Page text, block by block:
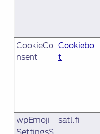
CookieCo
nsent
Cookiebo
t
wpEmoji
SettingsS
satl.fi